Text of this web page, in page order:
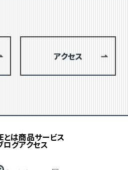
アクセス
とは商品サービス
ログアクセス